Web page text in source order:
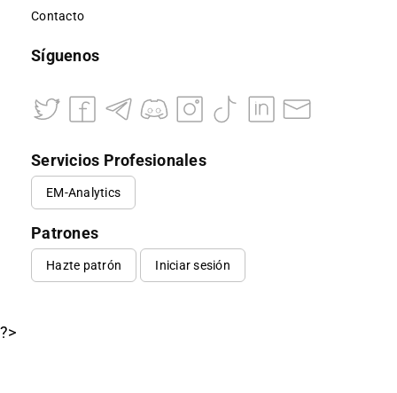
Contacto
Síguenos
Servicios Profesionales
EM-Analytics
Patrones
Hazte patrón Iniciar sesión
?>